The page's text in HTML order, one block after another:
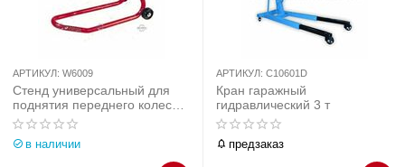
АРТИКУЛ: W6009
Стенд универсальный для
поднятия переднего колеса
мотоциклов Werther-OMA
(Италия) арт. W6009
в наличии
АРТИКУЛ: C10601D
Кран гаражный
гидравлический 3 т
предзаказ